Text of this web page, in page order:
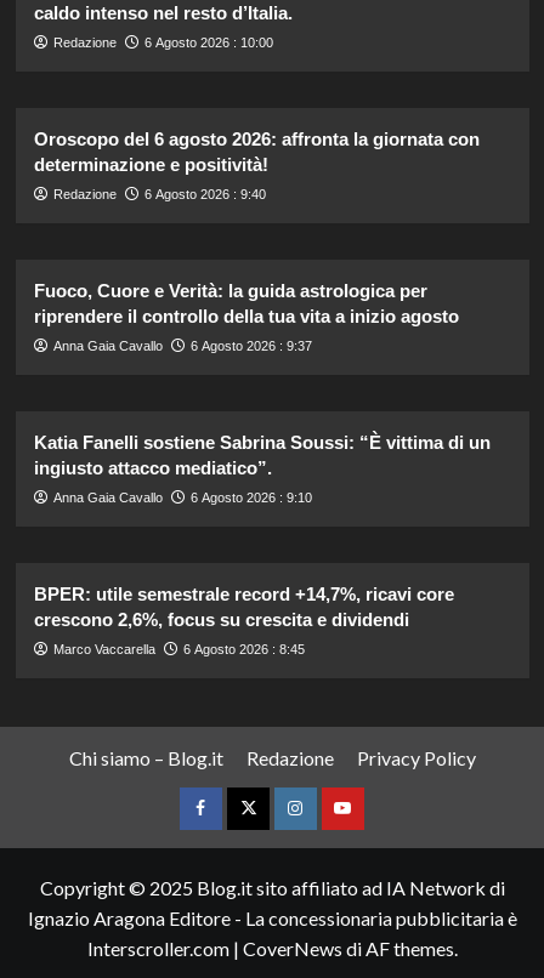
caldo intenso nel resto d’Italia.
Redazione 6 Agosto 2026 : 10:00
Oroscopo del 6 agosto 2026: affronta la giornata con
determinazione e positività!
Redazione 6 Agosto 2026 : 9:40
Fuoco, Cuore e Verità: la guida astrologica per
riprendere il controllo della tua vita a inizio agosto
Anna Gaia Cavallo 6 Agosto 2026 : 9:37
Katia Fanelli sostiene Sabrina Soussi: “È vittima di un
ingiusto attacco mediatico”.
Anna Gaia Cavallo 6 Agosto 2026 : 9:10
BPER: utile semestrale record +14,7%, ricavi core
crescono 2,6%, focus su crescita e dividendi
Marco Vaccarella 6 Agosto 2026 : 8:45
Chi siamo – Blog.it Redazione Privacy Policy
FacebookTwitterInstagramYouTube
Copyright © 2025 Blog.it sito affiliato ad IA Network di
Ignazio Aragona Editore - La concessionaria pubblicitaria è
Interscroller.com | CoverNews di AF themes.